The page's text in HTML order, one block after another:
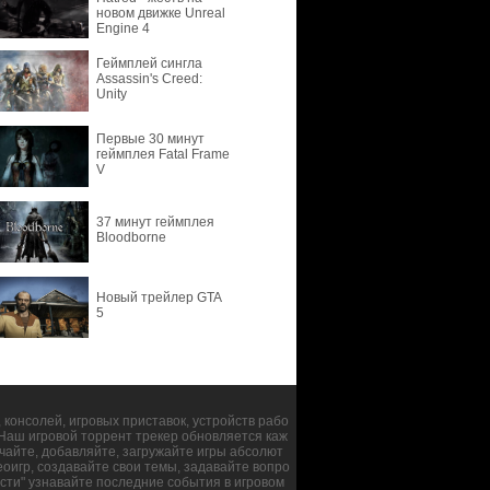
новом движке Unreal
Engine 4
Геймплей сингла
Assassin's Creed:
Unity
Первые 30 минут
геймплея Fatal Frame
V
37 минут геймплея
Bloodborne
Новый трейлер GTA
5
игровых приставок, устройств рабо
игровой торрент трекер обновляется каж
добавляйте, загружайте игры абсолют
создавайте свои темы, задавайте вопро
узнавайте последние события в игровом